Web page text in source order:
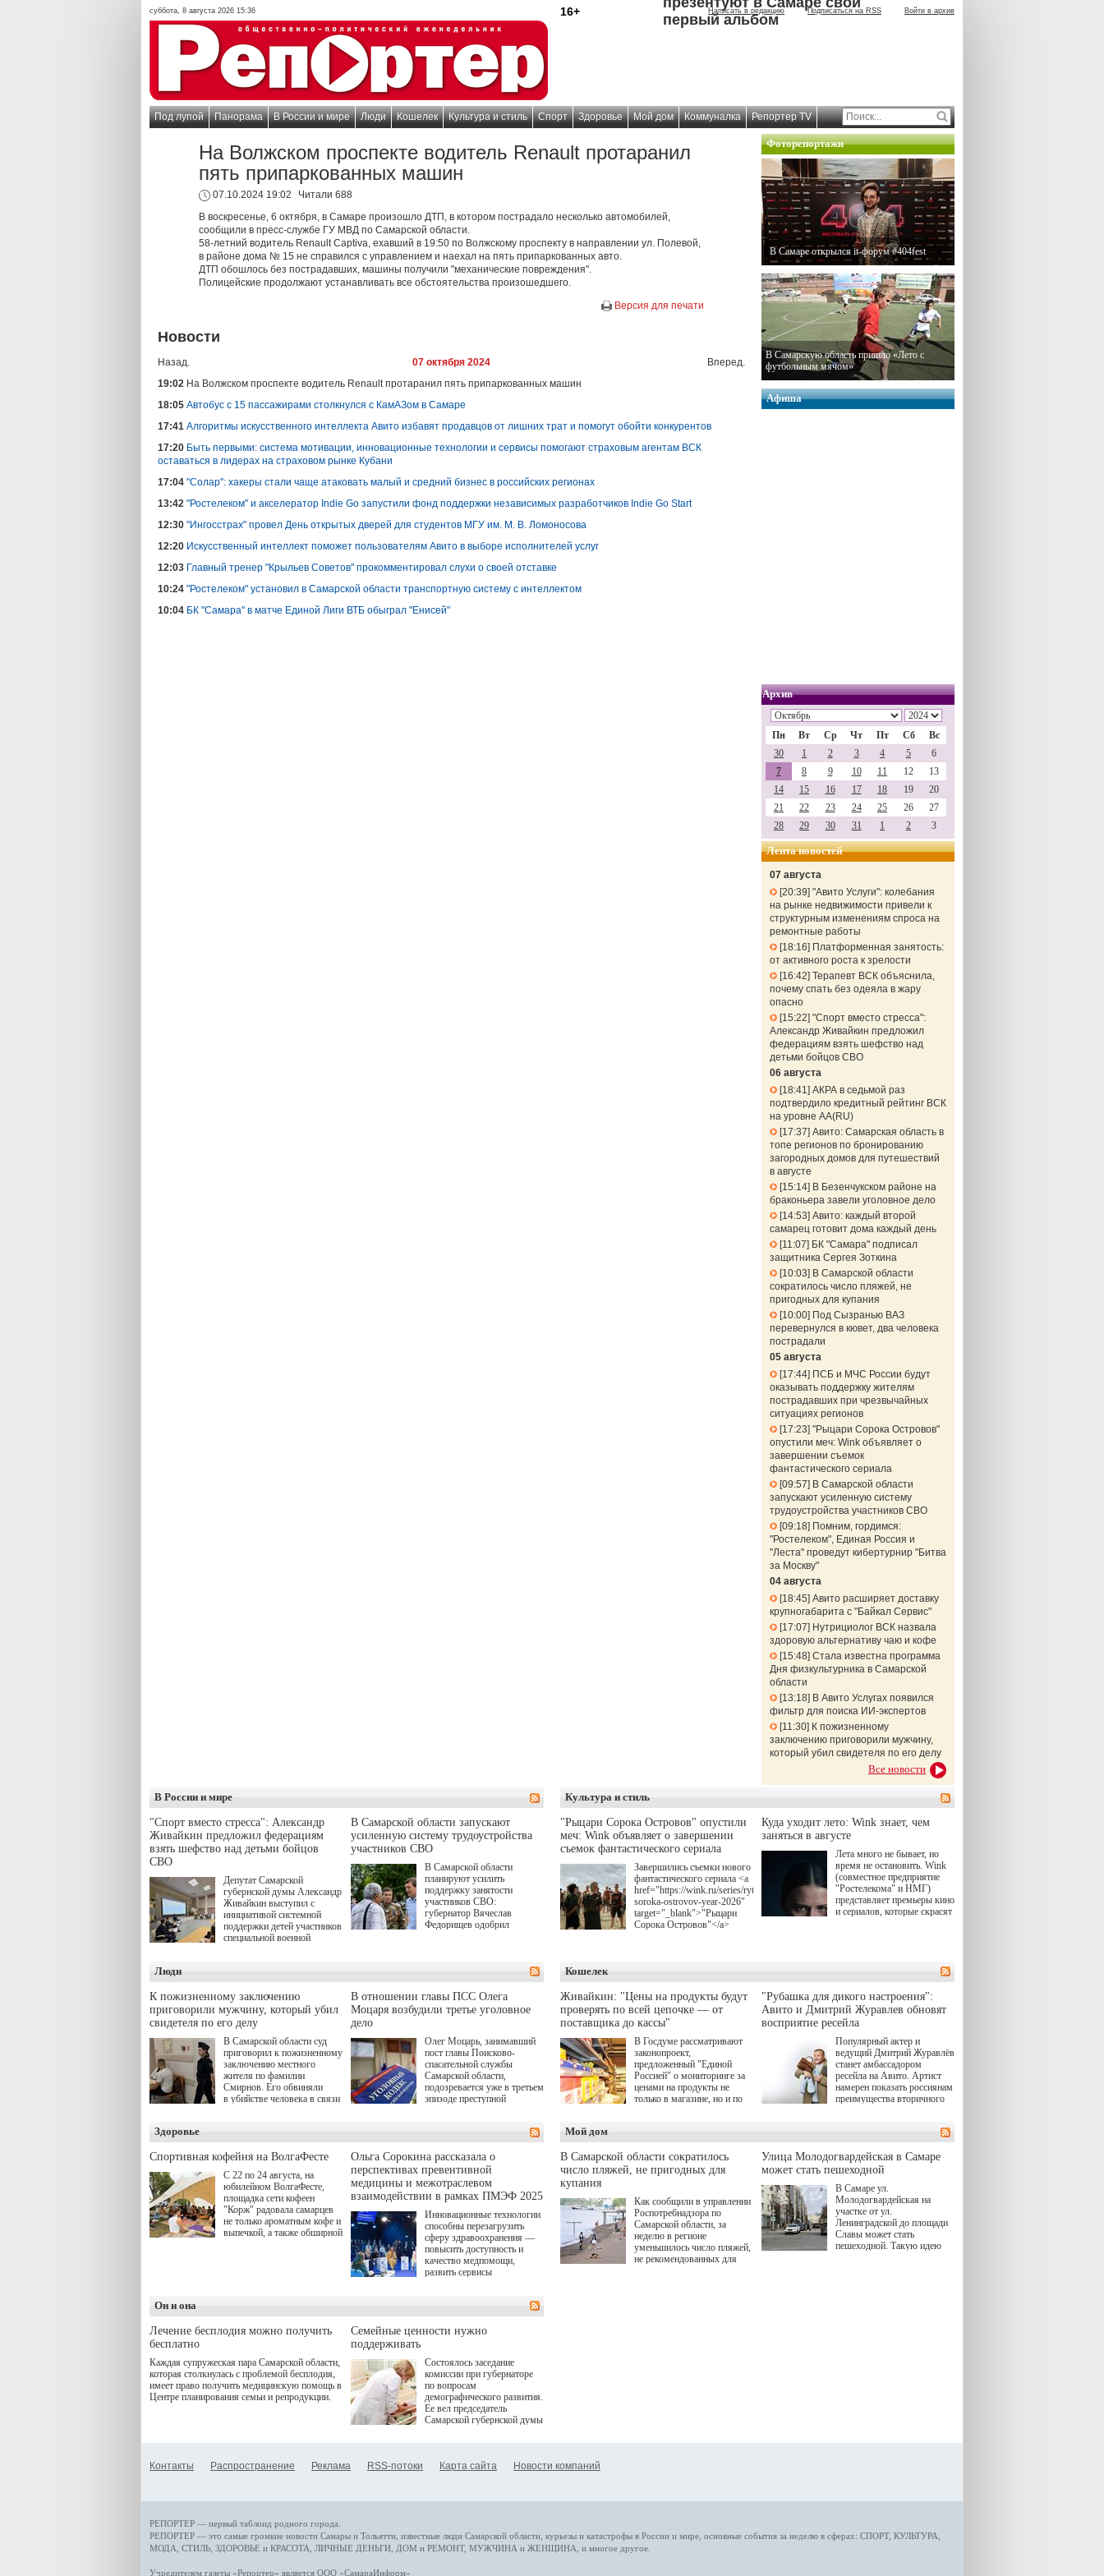
суббота, 8 августа 2026 15:36 16+ Написать в редакцию Подписаться на RSS Войти в архив
первый альбом
Под лупой Панорама В России и мире Люди Кошелек Культура и стиль Спорт Здоровье Мой дом Коммуналка Репортер TV
На Волжском проспекте водитель Renault протаранил
пять припаркованных машин
07.10.2024 19:02
Читали 688
В воскресенье, 6 октября, в Самаре произошло ДТП, в котором пострадало несколько автомобилей,
сообщили в пресс-службе ГУ МВД по Самарской области.
58-летний водитель Renault Captiva, ехавший в 19:50 по Волжскому проспекту в направлении ул. Полевой,
в районе дома № 15 не справился с управлением и наехал на пять припаркованных авто.
ДТП обошлось без пострадавших, машины получили "механические повреждения".
Полицейские продолжают устанавливать все обстоятельства произошедшего.
Версия для печати
Новости
Назад. 07 октября 2024
Вперед.
19:02 На Волжском проспекте водитель Renault протаранил пять припаркованных машин
18:05 Автобус с 15 пассажирами столкнулся с КамАЗом в Самаре
17:41 Алгоритмы искусственного интеллекта Авито избавят продавцов от лишних трат и помогут обойти конкурентов
17:20 Быть первыми: система мотивации, инновационные технологии и сервисы помогают страховым агентам ВСК
оставаться в лидерах на страховом рынке Кубани
17:04 "Солар": хакеры стали чаще атаковать малый и средний бизнес в российских регионах
13:42 "Ростелеком" и акселератор Indie Go запустили фонд поддержки независимых разработчиков Indie Go Start
12:30 "Ингосстрах" провел День открытых дверей для студентов МГУ им. М. В. Ломоносова
12:20 Искусственный интеллект поможет пользователям Авито в выборе исполнителей услуг
12:03 Главный тренер "Крыльев Советов" прокомментировал слухи о своей отставке
10:24 "Ростелеком" установил в Самарской области транспортную систему с интеллектом
10:04 БК "Самара" в матче Единой Лиги ВТБ обыграл "Енисей"
Фоторепортажи
В Самаре открылся it-форум #404fest
В Самарскую область пришло «Лето с
футбольным мячом»
Афиша
Архив
Пн Вт Ср Чт Пт Сб
Вс
30
1 2 3 4 5
6
7
8 9 10 11 12
13
14
15 16 17 18 19
20
21
22 23 24 25 26
27
28
29 30 31 1 2 3
Лента новостей
07 августа
20:39 "Авито Услуги": колебания
на рынке недвижимости привели к
структурным изменениям спроса на
ремонтные работы
18:16
Платформенная занятость:
от активного роста к зрелости
16:42 Терапевт ВСК объяснила,
почему спать без одеяла в жару
опасно
15:22 "Спорт вместо стресса":
Александр Живайкин предложил
федерациям взять шефство над
детьми бойцов СВО
06 августа
18:41 АКРА в седьмой раз
подтвердило кредитный рейтинг ВСК
на уровне АА(RU)
17:37 Авито: Самарская область в
топе регионов по бронированию
загородных домов для путешествий
в августе
15:14 В Безенчукском районе на
браконьера завели уголовное дело
14:53 Авито: каждый второй
самарец готовит дома каждый день
11:07
БК "Самара" подписал
защитника Сергея Зоткина
10:03
В Самарской области
сократилось число пляжей, не
пригодных для купания
10:00 Под Сызранью ВАЗ
перевернулся в кювет, два человека
пострадали
05 августа
17:44 ПСБ и МЧС России будут
оказывать поддержку жителям
пострадавших при чрезвычайных
ситуациях регионов
17:23 "Рыцари Сорока Островов"
опустили меч: Wink объявляет о
завершении съемок
фантастического сериала
09:57
В Самарской области
запускают усиленную систему
трудоустройства участников СВО
09:18 Помним, гордимся:
"Ростелеком", Единая Россия и
"Леста" проведут кибертурнир "Битва
за Москву"
04 августа
18:45 Авито расширяет доставку
крупногабарита с "Байкал Сервис"
17:07
Нутрициолог ВСК назвала
здоровую альтернативу чаю и кофе
15:48 Стала известна программа
Дня физкультурника в Самарской
области
13:18 В Авито Услугах появился
фильтр для поиска ИИ-экспертов
11:30 К пожизненному
заключению приговорили мужчину,
который убил свидетеля по его делу
Все новости
В России и мире
"Спорт вместо стресса": Александр
Живайкин предложил федерациям
взять шефство над детьми бойцов
СВО
Депутат Самарской
губернской думы Александр
Живайкин выступил с
инициативой системной
поддержки детей участников
специальной военной
"Помощь фронту и семьям
участников СВО", которая
прошла в Отрадном 7
августа.
В Самарской области запускают
усиленную систему трудоустройства
участников СВО
В Самарской области
планируют усилить
поддержку занятости
участников СВО:
губернатор Вячеслав
Федорищев одобрил
Живайкина, направленные
на трудоустройство и более
спокойную адаптацию к
мирной жизни.
Культура и стиль
"Рыцари Сорока Островов" опустили
меч: Wink объявляет о завершении
съемок фантастического сериала
Завершились съемки нового
фантастического сериала <a
href="https://wink.ru/series/rytsari-
soroka-ostrovov-year-2026"
target="_blank">"Рыцари
Сорока Островов"</a>
одноименного романа
Сергея Лукьяненко. Главные
роли в проекте исполнили
Артем Кошман, Полина
Гухман, Вероника
Устимова, Олег Савостюк,
Святослав Рогожан, Кузьма
Котрелёв, Никита
Кологривый, Елисей
Чучилин, Александра
Нестерова, Ника Жукова, а
Волкова в роли родителей.
Режиссер-постановщик
проекта — Егор Чичканов
(сериалы "Комбинация", "И
Куда уходит лето: Wink знает, чем
заняться в августе
Лета много не бывает, но
время не остановить. Wink
(совместное предприятие
"Ростелекома" и НМГ)
представляет премьеры кино
и сериалов, которые скрасят
target="_blank">"Холод"
</a> (18+) останется только
на экране — весь август по
четвергам продолжат
выходить новые эпизоды
сериала, в котором
беспощадным возмездием в
духе графа Монте-Кристо
занимается наша
современница.
Люди
К пожизненному заключению
приговорили мужчину, который убил
свидетеля по его делу
В Самарской области суд
приговорил к пожизненному
заключению местного
жителя по фамилии
Смирнов. Его обвиняли
в убийстве человека в связи
В отношении главы ПСС Олега
Моцаря возбудили третье уголовное
дело
Олег Моцарь, занимавший
пост главы Поисково-
спасательной службы
Самарской области,
подозревается уже в третьем
эпизоде преступной
о превышении полномочий,
а сам он находится в СИЗО.
Кошелек
Живайкин: "Цены на продукты будут
проверять по всей цепочке — от
поставщика до кассы"
В Госдуме рассматривают
законопроект,
предложенный "Единой
Россией" о мониторинге за
ценами на продукты не
только в магазине, но и по
подорожания было понятно,
где именно цена "поехала"
вверх и кто её разогнал.
"Рубашка для дикого настроения":
Авито и Дмитрий Журавлев обновят
восприятие ресейла
Популярный актер и
ведущий Дмитрий Журавлёв
станет амбассадором
ресейла на Авито. Артист
намерен показать россиянам
преимущества вторичного
для современного и умного
человека.
Здоровье
Спортивная кофейня на ВолгаФесте
С 22 по 24 августа, на
юбилейном ВолгаФесте,
площадка сети кофеен
"Корж" радовала самарцев
не только ароматным кофе и
выпечкой, а также обширной
Ольга Сорокина рассказала о
перспективах превентивной
медицины и межотраслевом
взаимодействии в рамках ПМЭФ 2025
Инновационные технологии
способны перезагрузить
сферу здравоохранения —
повысить доступность и
качество медпомощи,
развить сервисы
определенными барьерами.
К ним можно отнести
возникающие при работе с
данными пациентов. Для
более динамичного роста
проникновения инноваций в
сегмент необходимо кросс-
отраслевое взаимодействие
рассказала Ольга Сорокина,
ходе сессии "Развитие
качества жизни" в рамках
ПМЭФ 2025. В дискуссии
Мой дом
В Самарской области сократилось
число пляжей, не пригодных для
купания
Как сообщили в управлении
Роспотребнадзора по
Самарской области, за
неделю в регионе
уменьшилось число пляжей,
не рекомендованных для
Улица Молодогвардейская в Самаре
может стать пешеходной
В Самаре ул.
Молодогвардейская на
участке от ул.
Ленинградской до площади
Славы может стать
пешеходной. Такую идею
Он и она
Лечение бесплодия можно получить
бесплатно
Каждая супружеская пара Самарской области,
которая столкнулась с проблемой бесплодия,
имеет право получить медицинскую помощь в
Центре планирования семьи и репродукции.
Семейные ценности нужно
поддерживать
Состоялось заседание
комиссии при губернаторе
по вопросам
демографического развития.
Ее вел председатель
Самарской губернской думы
Контакты Распространение Реклама RSS-потоки Карта сайта Новости компаний
РЕПОРТЕР — первый таблоид родного города.
РЕПОРТЕР — это самые громкие новости Самары и Тольятти, известные люди Самарской области, курьезы и катастрофы в России и мире , основные события за неделю в сферах: СПОРТ, КУЛЬТУРА,
МОДА, СТИЛЬ ЗДОРОВЬЕ и КРАСОТА ЛИЧНЫЕ ДЕНЬГИ ДОМ и РЕМОНТ, МУЖЧИНА и ЖЕНЩИНА , и многое другое
Учредителем газеты «Репортер» является ООО «СамараИнформ»